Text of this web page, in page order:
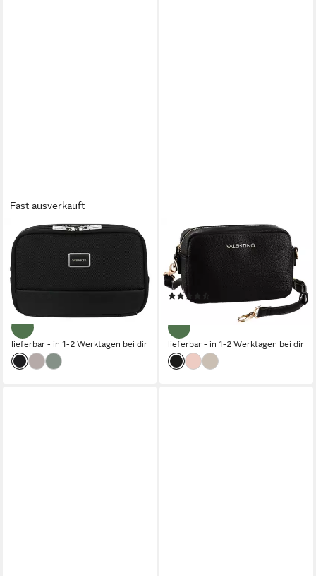
Fast ausverkauft
SAMSONITE
Kulturbeutel IMAGE Toilet Kit,
Kulturtasche Wash Bag
Nassfach
79,95 €
lieferbar - in 1-2 Werktagen bei dir
VALENTINO BAGS
Kosmetiktasche BRIXTON,
Handtasche Damen Tasche
Damen Schultertasche
lieferbar - in 1-2 Werktagen bei dir